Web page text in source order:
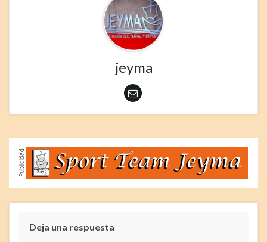
jeyma
Deja una respuesta